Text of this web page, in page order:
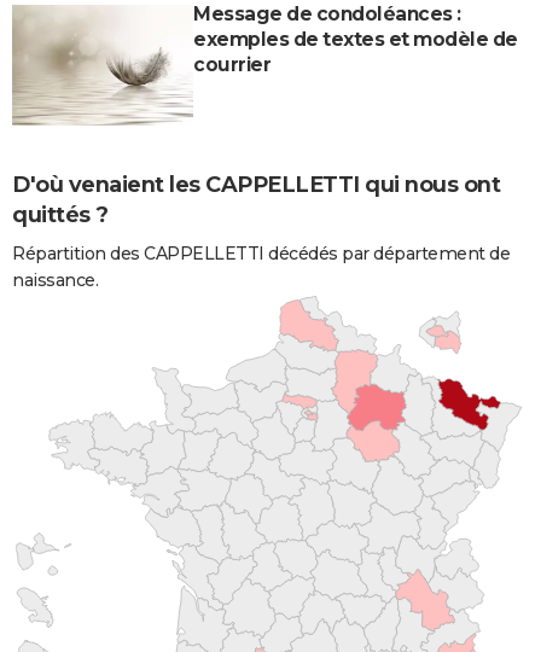
Message de condoléances :
exemples de textes et modèle de
courrier
D'où venaient les CAPPELLETTI qui nous ont
quittés ?
Répartition des CAPPELLETTI décédés par département de
naissance.